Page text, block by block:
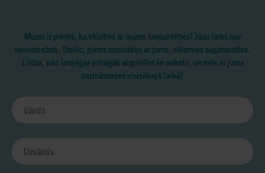
Mums ir prieks, ka vēlaties ar mums kontaktēties! Jūsu laiks nav
neierobežots. Tāpēc, pirms sazināties ar jums, vēlamies sagatavoties.
Lūdzu, pēc iespējas pilnīgāk aizpildiet šo anketu, un mēs ar jums
sazināsimies visīsākajā laikā!